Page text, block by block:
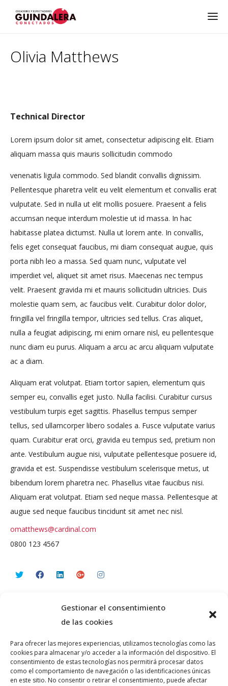
Gestionar el consentimiento
de las cookies
Para ofrecer las mejores experiencias, utilizamos tecnologías como las
cookies para almacenar y/o acceder a la información del dispositivo. El
consentimiento de estas tecnologías nos permitirá procesar datos
como el comportamiento de navegación o las identificaciones únicas
en este sitio. No consentir o retirar el consentimiento, puede afectar
Olivia Matthews
Technical Director
Lorem ipsum dolor sit amet, consectetur adipiscing elit. Etiam
aliquam massa quis mauris sollicitudin commodo
venenatis ligula commodo. Sed blandit convallis dignissim.
Pellentesque pharetra velit eu velit elementum et convallis erat
vulputate. Sed in nulla ut elit mollis posuere. Praesent a felis
accumsan neque interdum molestie ut id massa. In hac
habitasse platea dictumst. Nulla ut lorem ante. In convallis,
felis eget consequat faucibus, mi diam consequat augue, quis
porta nibh leo a massa. Sed quam nunc, vulputate vel
imperdiet vel, aliquet sit amet risus. Maecenas nec tempus
velit. Praesent gravida mi et mauris sollicitudin ultricies. Duis
molestie quam sem, ac faucibus velit. Curabitur dolor dolor,
fringilla vel fringilla tempor, ultricies sed tellus. Cras aliquet,
nulla a feugiat adipiscing, mi enim ornare nisl, eu pellentesque
nunc diam eu purus. Aliquam a arcu ac arcu aliquam vulputate
ac a diam.
Aliquam erat volutpat. Etiam tortor sapien, elementum quis
semper eu, convallis eget justo. Nulla facilisi. Curabitur cursus
vestibulum turpis eget sagittis. Phasellus tempus semper
tellus, sed ullamcorper libero sodales a. Fusce vulputate varius
quam. Curabitur erat orci, gravida eu tempus sed, pretium non
ante. Vestibulum augue nisi, vulputate pellentesque posuere id,
gravida et est. Suspendisse vestibulum scelerisque metus, ut
bibendum lorem pharetra nec. Phasellus vitae faucibus nisi.
Aliquam erat volutpat. Etiam sed neque massa. Pellentesque at
augue sed neque faucibus tincidunt sit amet nec nisl.
omatthews@cardinal.com
0800 123 4567
© PLATAFORMA GUINDALERA 2026 teatro@guindalera.com